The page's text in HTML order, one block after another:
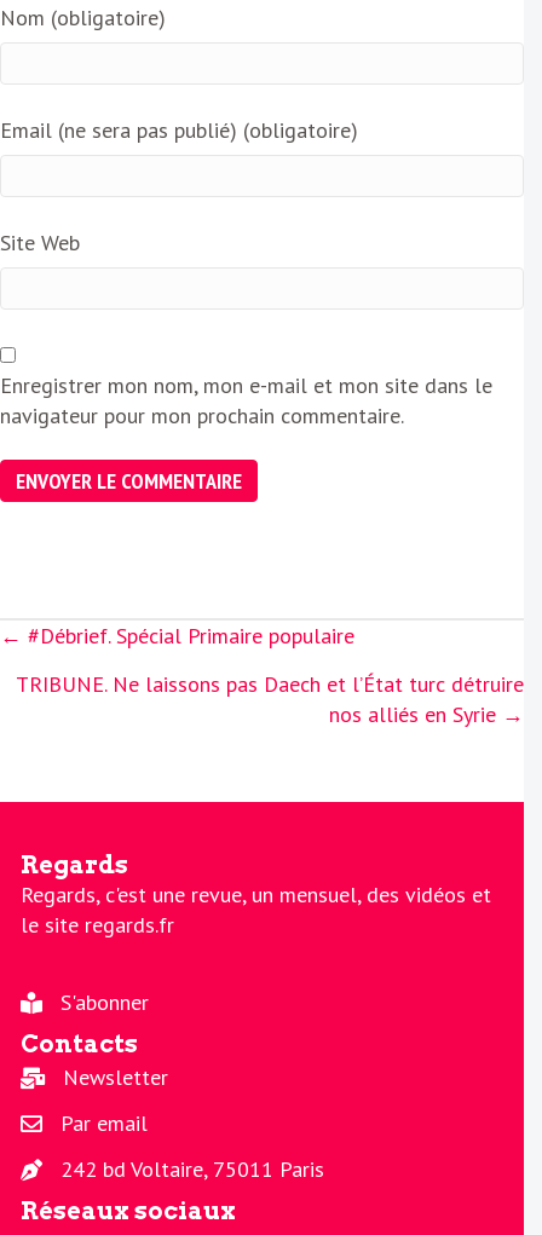
Nom (obligatoire)
Email (ne sera pas publié) (obligatoire)
Site Web
Enregistrer mon nom, mon e-mail et mon site dans le
navigateur pour mon prochain commentaire.
Posts
← #Débrief. Spécial Primaire populaire
TRIBUNE. Ne laissons pas Daech et l’État turc détruire
nos alliés en Syrie →
Regards
Regards, c'est une revue, un mensuel, des vidéos et
le site regards.fr
S'abonner
Contacts
Newsletter
Par email
242 bd Voltaire, 75011 Paris
Réseaux sociaux